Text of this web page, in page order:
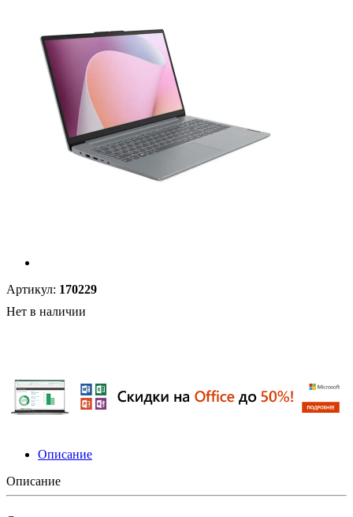
Артикул: 170229
Нет в наличии
Описание
Описание